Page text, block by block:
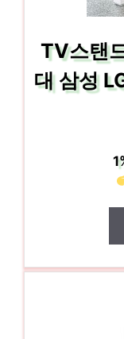
TV스탠
대 삼성